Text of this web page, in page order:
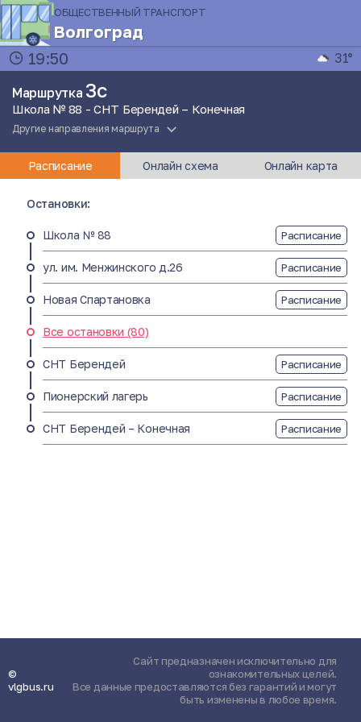
ОБЩЕСТВЕННЫЙ ТРАНСПОРТ
Волгоград
19:50
31°
Маршрутка 3с
Школа № 88 - СНТ Берендей – Конечная
Другие направления маршрута
Расписание Онлайн схема Онлайн карта
Остановки:
Школа № 88 Расписание
ул. им. Менжинского д.26 Расписание
Новая Спартановка Расписание
Все остановки (80)
СНТ Берендей Расписание
Пионерский лагерь Расписание
СНТ Берендей – Конечная Расписание
©
vlgbus.ru
Сайт предназначен исключительно для
ознакомительных целей.
Все данные предоставляются без гарантий и могут
быть изменены в любое время.